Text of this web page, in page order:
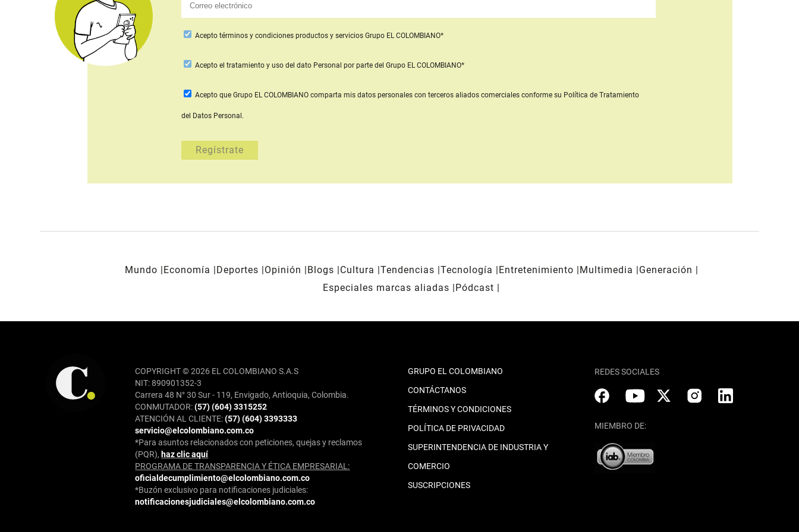
Acepto términos y condiciones productos y servicios Grupo EL COLOMBIANO*
Aceptoel tratamiento y uso del dato Personal por parte del Grupo EL COLOMBIANO*
Acepto que Grupo EL COLOMBIANO comparta mis datos personales con terceros aliados comercialesconforme su Política de Tratamiento
del Datos Personal.
Mundo Economía Deportes Opinión Blogs Cultura Tendencias Tecnología Entretenimiento Multimedia
Generación
Especiales marcas aliadas
Pódcast
COPYRIGHT © 2026 EL COLOMBIANO S.A.S
NIT: 890901352-3
Carrera 48 N° 30 Sur - 119, Envigado, Antioquia, Colombia.
CONMUTADOR:(57) (604) 3315252
ATENCIÓN AL CLIENTE:(57) (604) 3393333
servicio@elcolombiano.com.co
*Para asuntos relacionados con peticiones, quejas y reclamos
(PQR), haz clic aquí
PROGRAMA DE TRANSPARENCIA Y ÉTICA EMPRESARIAL:
oficialdecumplimiento@elcolombiano.com.co
*Buzón exclusivo para notificaciones judiciales:
notificacionesjudiciales@elcolombiano.com.co
GRUPO EL COLOMBIANO
CONTÁCTANOS
TÉRMINOS Y CONDICIONES
POLÍTICA DE PRIVACIDAD
SUPERINTENDENCIA DE INDUSTRIA Y
COMERCIO
SUSCRIPCIONES
REDES SOCIALES
MIEMBRO DE: